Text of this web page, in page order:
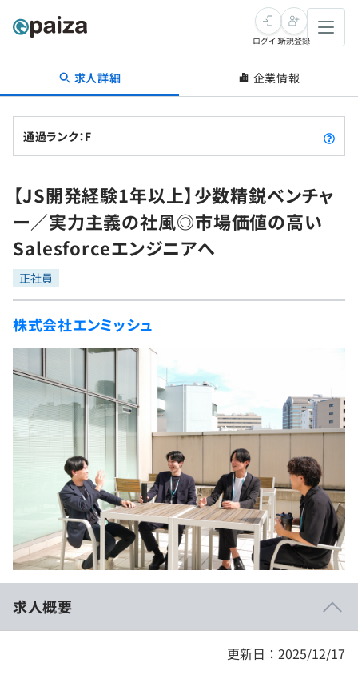
転職・キャリア
転職成功ガイド
転職エージェント
インタビュー
転職成功ガイド
新卒就活
求人検索
本選考
インターン
新卒エージェント
イベント・セミナー
インタビュー
就活成功ガイド
学習
問題集
4択課題
リファレンス
個人向けプラン
法人向けプラン
学校向けプラン
契約内容・クーポン
プログラミング言語
評価結果一覧
再チャレンジ結果一覧
ゲーム・マンガ
Tech Team Journal
paiza times
note
paizaとは？
ログイン新規登録
求人詳細 企業情報
通過ランク：F
【JS開発経験1年以上】少数精鋭ベンチャ
ー／実力主義の社風◎市場価値の高い
Salesforceエンジニアへ
正社員
株式会社エンミッシュ
求人概要
更新日：2025/12/17